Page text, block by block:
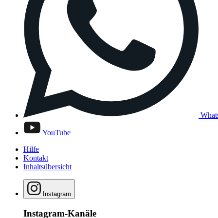
YouTube
Hilfe
Kontakt
Inhaltsübersicht
Instagram
Instagram-Kanäle